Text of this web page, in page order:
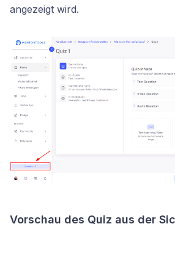
angezeigt wird.
Vorschau des Quiz aus der